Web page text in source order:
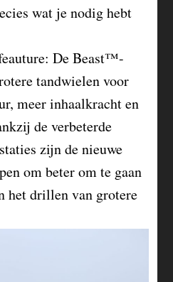
wat je nodig hebt
De Beast™-
tandwielen voor
meer inhaalkracht en
de verbeterde
zijn de nieuwe
om beter om te gaan
het drillen van grotere